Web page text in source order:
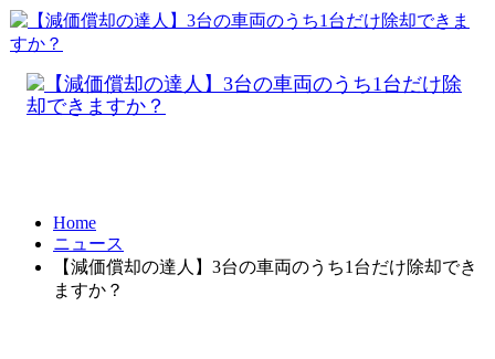
Home
ニュース
【減価償却の達人】3台の車両のうち1台だけ除却でき
ますか？